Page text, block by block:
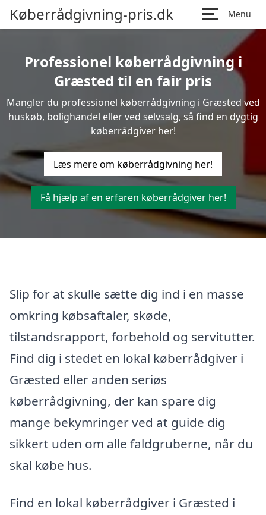
Køberrådgivning-pris.dk Menu
Professionel køberrådgivning i
Græsted til en fair pris
Mangler du professionel køberrådgivning i Græsted ved
huskøb, bolighandel eller ved selvsalg, så find en dygtig
køberrådgiver her!
Læs mere om køberrådgivning her!
Få hjælp af en erfaren køberrådgiver her!
Slip for at skulle sætte dig ind i en masse
omkring købsaftaler, skøde,
tilstandsrapport, forbehold og servitutter.
Find dig i stedet en lokal køberrådgiver i
Græsted eller anden seriøs
køberrådgivning, der kan spare dig
mange bekymringer ved at guide dig
sikkert uden om alle faldgruberne, når du
skal købe hus.
Find en lokal køberrådgiver i Græsted i